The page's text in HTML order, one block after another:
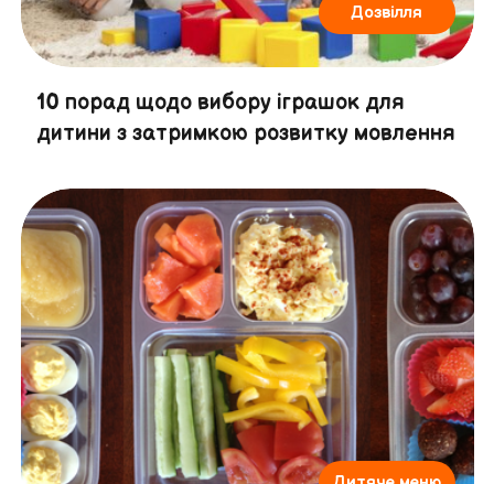
Дозвілля
10 порад щодо вибору іграшок для
дитини з затримкою розвитку мовлення